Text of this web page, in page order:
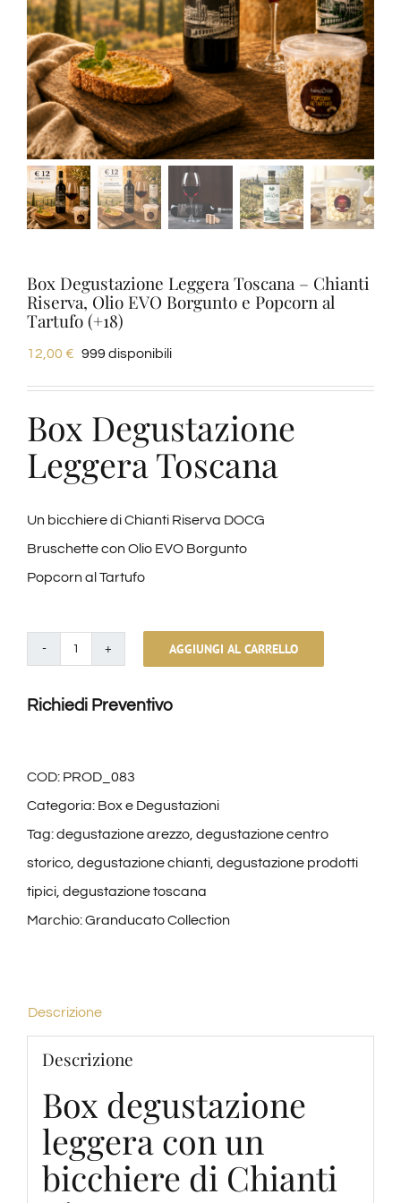
Degustazioni
Servizi
Wine Tasting
Blog
Amazon
Box Degustazione Leggera Toscana – Chianti
Riserva, Olio EVO Borgunto e Popcorn al
Tartufo (+18)
12,00 € 999 disponibili
Box Degustazione
Leggera Toscana
Un bicchiere di Chianti Riserva DOCG
Bruschette con Olio EVO Borgunto
Popcorn al Tartufo
–
Chianti
Riserva,
Olio
EVO
Borgunto
al
Tartufo
(+18)
quantità
AGGIUNGI AL CARRELLO
Richiedi Preventivo
COD: PROD_083
Categoria: Box e Degustazioni
Tag:degustazione arezzo degustazione centro
storico degustazione chianti degustazione prodotti
tipici degustazione toscana
Marchio:Granducato Collection
Descrizione
Descrizione
Box degustazione
leggera con un
bicchiere di Chianti